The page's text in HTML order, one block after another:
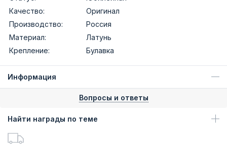
Качество:
Оригинал
Производство:
Россия
Материал:
Латунь
Крепление:
Булавка
Информация
Вопросы и ответы
Найти награды по теме